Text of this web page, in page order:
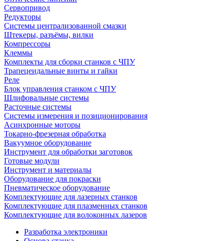
Сервопривод
Редукторы
Системы централизованной смазки
Штекеры, разъёмы, вилки
Компрессоры
Клеммы
Комплекты для сборки станков с ЧПУ
Трапецеидальные винты и гайки
Реле
Блок управления станком с ЧПУ
Шлифовальные системы
Расточные системы
Системы измерения и позиционирования
Асинхронные моторы
Токарно-фрезерная обработка
Вакуумное оборудование
Инструмент для обработки заготовок
Готовые модули
Инструмент и материалы
Оборудование для покраски
Пневматическое оборудование
Комплектующие для лазерных станков
Комплектующие для плазменных станков
Комплектующие для волоконных лазеров
Разработка электроники